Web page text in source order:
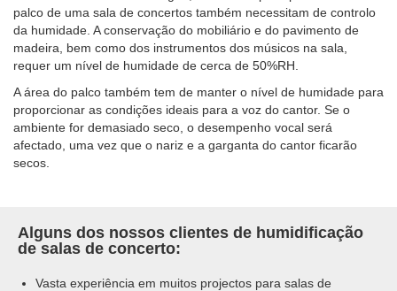
palco de uma sala de concertos também necessitam de controlo
da humidade. A conservação do mobiliário e do pavimento de
madeira, bem como dos instrumentos dos músicos na sala,
requer um nível de humidade de cerca de 50%RH.
A área do palco também tem de manter o nível de humidade para
proporcionar as condições ideais para a voz do cantor. Se o
ambiente for demasiado seco, o desempenho vocal será
afectado, uma vez que o nariz e a garganta do cantor ficarão
secos.
Alguns dos nossos clientes de humidificação
de salas de concerto:
Vasta experiência em muitos projectos para salas de